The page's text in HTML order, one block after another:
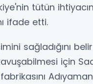
tütün
ifade etti.
sağladığını
için